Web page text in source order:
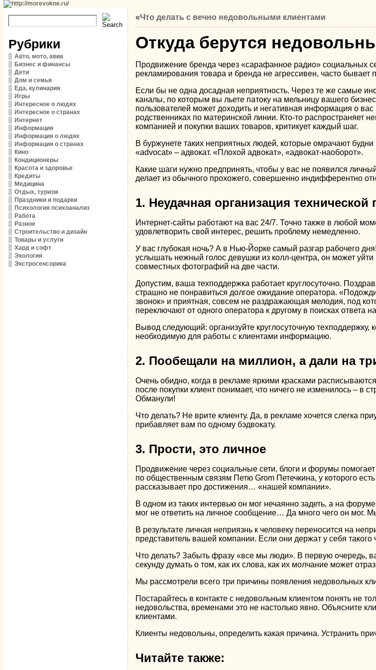
Рубрики
Авто, мото, авиа
Бизнес и финансы
Дети
Дом и семья
Еда, кулинария
Игры
Интересное о людях
Интересное о странах
Интернет
Информация
Информация о людях
Информация о странах
Кино
Кондиционеры
Красота и здоровье
Кредиты
Медицина
Отдых, туризм
Праздники и подарки
Психология психоанализ
Работа
Разное
Строительство и дизайн
Товары и услуги
Хард и софт
Экология
Экстросенсорика
«Что делать с вечно недовольными клиентами
Откуда берутся
Продвижение бренда через «сарафанное радио» социальных
рекламирования товара и бренда не агрессивен, часто
Если бы не одна досадная неприятность. Через те же самые
каналы, по которым вы льете патоку на мельницу вашего
пользователей может доходить и негативная информация о
родственниках по материнской линии. Кто-то распространяет
компанией и покупки ваших товаров, критикует каждый шаг.
В буржунете таких неприятных людей, которые омрачают
«advocat» – адвокат. «Плохой адвокат», «адвокат-наоборот».
Какие шаги нужно предпринять, чтобы у вас не появился
делает из обычного прохожего, совершенно индифферентно
1. Неудачная организация технической
Интернет-сайты работают на вас 24/7. Точно также в любой
удовлетворить свой интерес, решить проблему немедленно.
У вас глубокая ночь? А в Нью-Йорке самый разгар рабочего
услышать нежный голос девушки из колл-центра, он может
совместных фотографий на две части.
Допустим, ваша техподдержка работает круглосуточно.
страшно не понравиться долгое ожидание оператора.
звонок» и приятная, совсем не раздражающая мелодия, под
переключают от одного оператора к другому в поисках ответа
Вывод следующий: организуйте круглосуточную
необходимую для работы с клиентами информацию.
2. Пообещали на миллион, а дали на
Очень обидно, когда в рекламе яркими красками
после покупки клиент понимает, что ничего не изменилось – в
Обманули!
Что делать? Не врите клиенту. Да, в рекламе хочется слегка
прибавляет вам по одному бэдвокату.
3. Прости, это личное
Продвижение через социальные сети, блоги и форумы
по общественным связям Петю Grom Петечкина, у которого
рассказывает про достижения… «нашей компании».
В одном из таких интервью он мог нечаянно задеть, а на
мог не ответить на личное сообщение… Да много чего он мог.
В результате личная неприязнь к человеку переносится на
представитель вашей компании. Если они держат у себя
Что делать? Забыть фразу «все мы люди». В первую очередь,
секунду думать о том, как их слова, как их молчание может
Мы рассмотрели всего три причины появления недовольных
Постарайтесь в контакте с недовольным клиентом понять не
недовольства, временами это не настолько явно. Объясните
клиентами.
Клиенты недовольны, определить какая причина. Устранить
Читайте также: